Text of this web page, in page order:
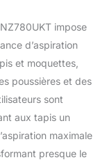
impose
d’aspiration
et moquettes,
poussières et des
sont
aux tapis un
maximale
presque le